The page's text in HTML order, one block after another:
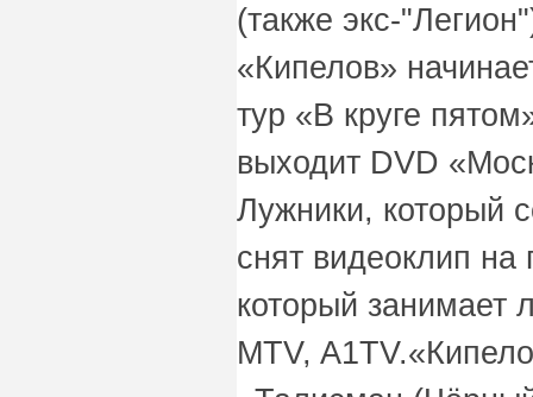
(также экс-
«Кипелов»
тур «В круге
выходит DVD
Лужники, который
снят видеоклип
который занимает
MTV,